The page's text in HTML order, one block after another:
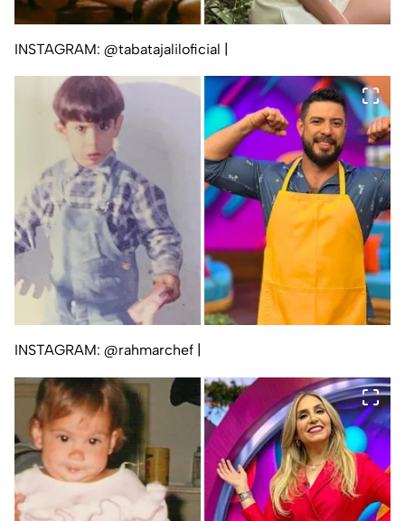
INSTAGRAM: @tabatajaliloficial |
INSTAGRAM: @rahmarchef